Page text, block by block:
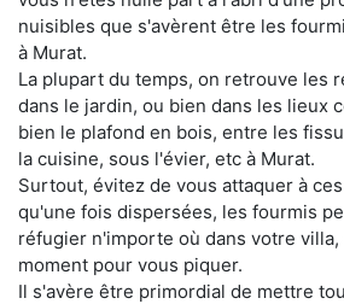
nuisibles que s'avèrent être les
à Murat.
La plupart du temps, on retrouve les
dans le jardin, ou bien dans les lieux
bien le plafond en bois, entre les
la cuisine, sous l'évier, etc à Murat.
Surtout, évitez de vous attaquer à
qu'une fois dispersées, les fourmis
réfugier n'importe où dans votre villa,
moment pour vous piquer.
Il s'avère être primordial de mettre